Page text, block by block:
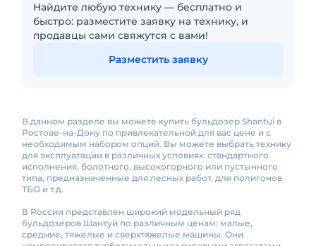
Найдите любую технику — бесплатно и
быстро: разместите заявку на технику, и
продавцы сами свяжутся с вами!
Разместить заявку
В данном разделе вы можете купить бульдозер Shantui в
Ростове-на-Дону по привлекательной для вас цене и с
необходимым набором опций. Вы можете выбрать технику
для эксплуатации в различных условиях: стандартного
исполнения, болотного, высокогорного или пустынного
типа, предназначенные для лесных работ, для полигонов
ТБО и т.д.
В России представлен широкий модельный ряд
бульдозеров Шантуй по различным ценам: малые,
средние, тяжелые и сверхтяжелые машины. Они